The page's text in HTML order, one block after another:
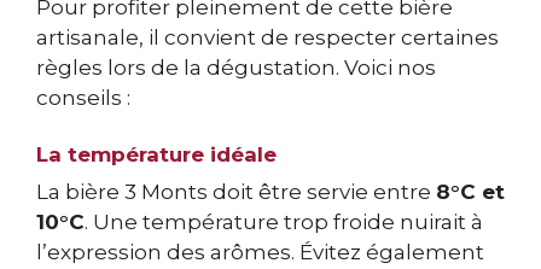
Pour profiter pleinement de cette bière
artisanale, il convient de respecter certaines
règles lors de la dégustation. Voici nos
conseils :
La température idéale
La bière 3 Monts doit être servie entre 8°C et
10°C. Une température trop froide nuirait à
l’expression des arômes. Évitez également